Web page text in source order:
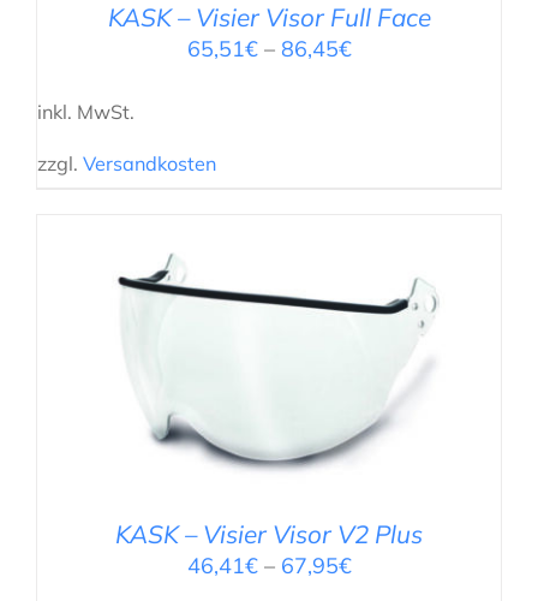
KASK – Visier Visor Full Face
65,51€– 86,45€
inkl. MwSt.
zzgl. Versandkosten
KASK – Visier Visor V2 Plus
46,41€– 67,95€